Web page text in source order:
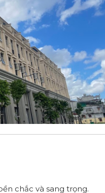
chắc và sang trọng.